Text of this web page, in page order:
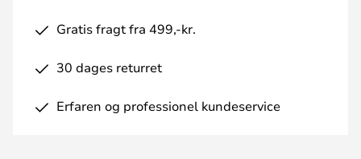
Gratis fragt fra 499,-kr.
30 dages returret
Erfaren og professionel kundeservice